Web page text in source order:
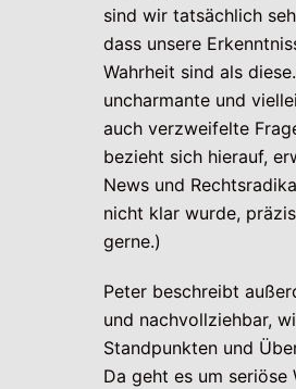
sind wir tatsächlich
dass unsere
Wahrheit sind als
uncharmante und
auch verzweifelte
bezieht sich hierauf,
News und
nicht klar wurde,
gerne.)
Peter beschreibt
und nachvollziehbar,
Standpunkten und
Da geht es um seriöse